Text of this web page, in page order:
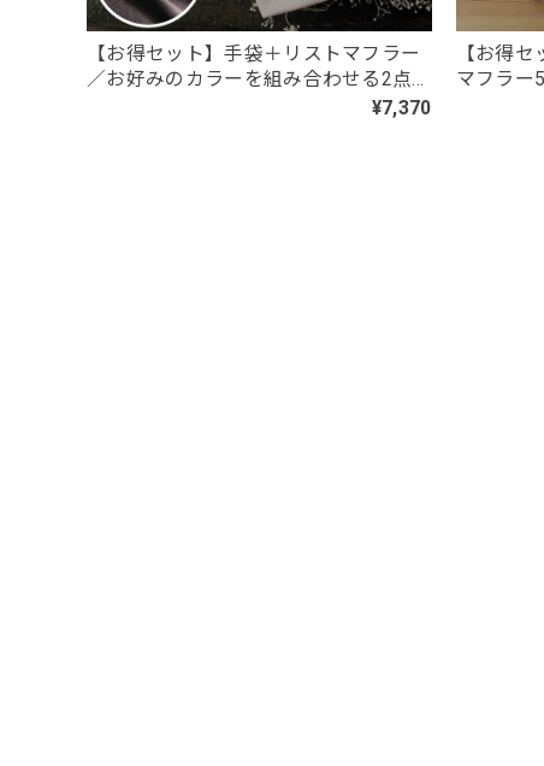
みにしていたのに、残念でたまりません
【春夏限定】ハチワレ猫の刺繍／ショー
【お得セット】手袋＋リストマフラー
／お好みのカラーを組み合わせる2点
¥7,370
【お得
マフラー